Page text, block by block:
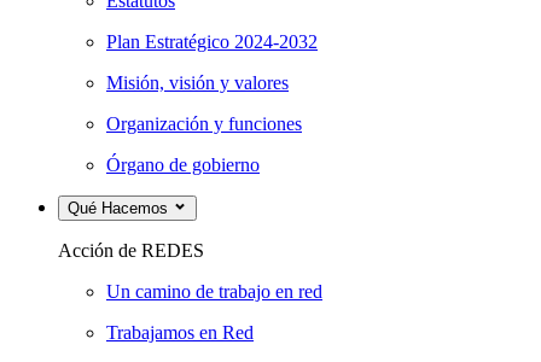
Plan Estratégico 2024-2032
Misión, visión y valores
Organización y funciones
Órgano de gobierno
Qué Hacemos
Acción de REDES
Un camino de trabajo en red
Trabajamos en Red